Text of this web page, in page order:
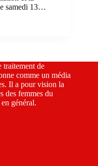
samedi 13…
traitement de
comme un média
Il a pour vision la
des femmes du
général.